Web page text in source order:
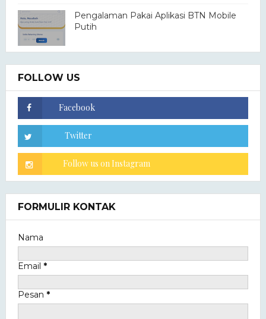
Pengalaman Pakai Aplikasi BTN Mobile
Putih
FOLLOW US
FORMULIR KONTAK
Nama
Email *
Pesan *